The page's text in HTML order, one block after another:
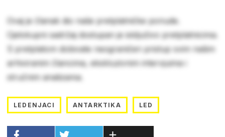
Ovaj je članak dio naše pretplatničke ponude.
Cjelokupni sadržaj dostupan je isključivo pretplatnicima.
S pretplatom dobivate neograničen pristup svim našim
arhiviranim člancima, ekskluzivnim intervjuima i
stručnim analizama.
LEDENJACI ANTARKTIKA LED